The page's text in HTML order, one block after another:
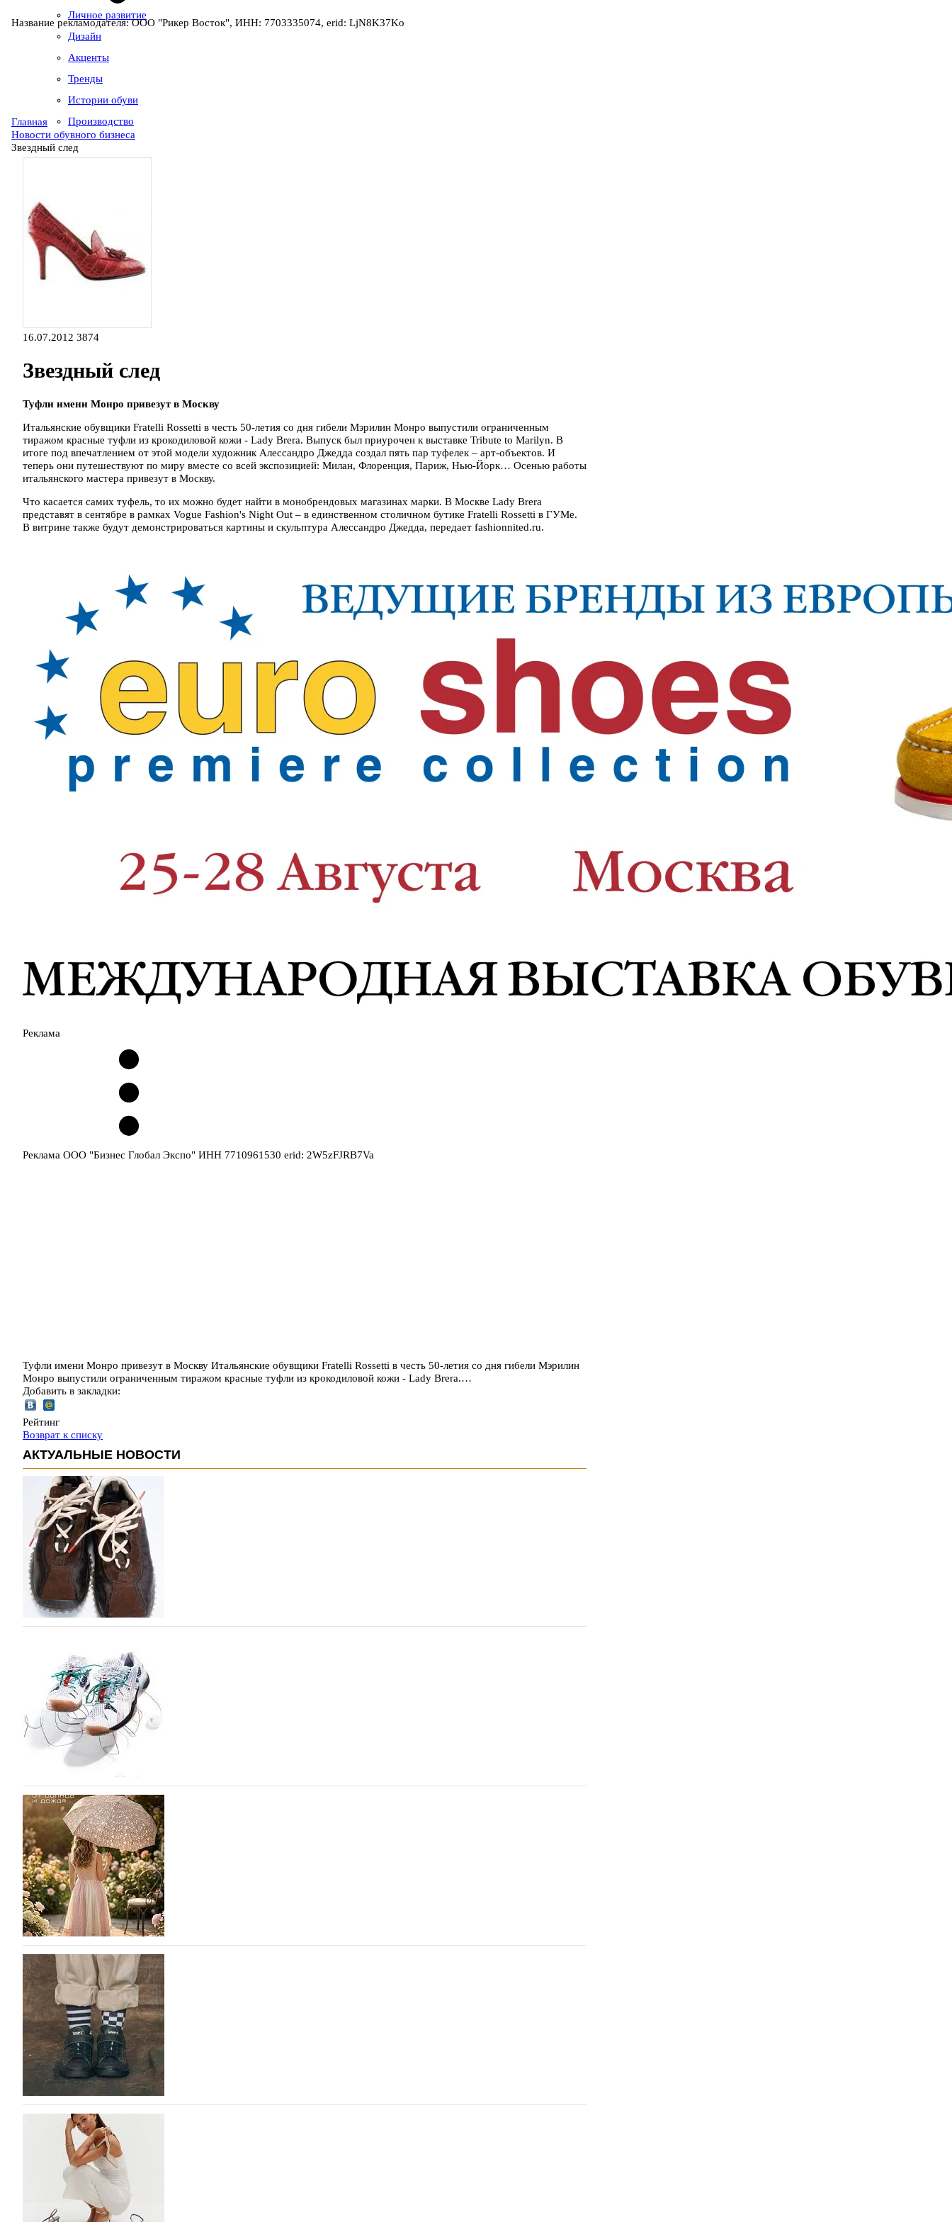
Личное развитие
Дизайн
Акценты
Тренды
Истории обуви
Производство
Название рекламодателя: ООО "Рикер Восток", ИНН: 7703335074, erid: LjN8K37Ko
Главная
Новости обувного бизнеса
Звездный след
16.07.2012 3874
Звездный след
Туфли имени Монро привезут в Москву
Итальянские обувщики Fratelli Rossetti в честь 50-летия со дня гибели Мэрилин Монро выпустили ограниченным
тиражом красные туфли из крокодиловой кожи - Lady Brera. Выпуск был приурочен к выставке Tribute to Marilyn. В
итоге под впечатлением от этой модели художник Алессандро Джедда создал пять пар туфелек – арт-объектов. И
теперь они путешествуют по миру вместе со всей экспозицией: Милан, Флоренция, Париж, Нью-Йорк… Осенью работы
итальянского мастера привезут в Москву.
Что касается самих туфель, то их можно будет найти в монобрендовых магазинах марки. В Москве Lady Brera
представят в сентябре в рамках Vogue Fashion's Night Out – в единственном столичном бутике Fratelli Rossetti в ГУМе.
В витрине также будут демонстрироваться картины и скульптура Алессандро Джедда, передает fashionnited.ru.
Реклама
Реклама ООО "Бизнес Глобал Экспо" ИНН 7710961530 erid: 2W5zFJRB7Va
Туфли имени Монро привезут в Москву Итальянские обувщики Fratelli Rossetti в честь 50-летия со дня гибели Мэрилин
Монро выпустили ограниченным тиражом красные туфли из крокодиловой кожи - Lady Brera.…
Добавить в закладки:
Рейтинг
Возврат к списку
АКТУАЛЬНЫЕ НОВОСТИ
Популярный силуэт бренда,1999 года выпуска, соответствует сегодняшнему тренду на
сникерины (гибридный вариант балеток и кроссовок обтекаемой формы и с тонкой подошвой). Но в
модели Miu Miu Bubble присутствует еще и…
05.08.2026 1017
ASICS выпускает вторую коллаборацию с Little Tokyo Table Tennis - на стыке спорта и
моды
ASICS снова выпускает коллаборацию с Лос-Анджельским клубом настольного тенниса Little Tokyo Table
Tennis. Интерес японского спортивного гиганта к сотрудничеству с теннисным клубом возник не на
пустом…
05.08.2026 592
Фабрика зонтов DINIYA на Euro Shoes: стиль, надёжность и безупречное качество
Фабрика зонтов DINIYA является одним из лидеров продаж на рынке в России, Беларуси и других странах
СНГ. Широкий модельный ряд женских, мужских, детских и пляжных зонтов в необычном дизайнерском
исполнении, отличается надёжностью и высоким качеством…
05.08.2026 286
Обувь для правильного развития стопы: IDZI (Беларусь) на выставке Euro Shoes
Бренд IDZI – это детская и подростковая обувь с элементами ортопедии от белорусского производителя
(РУП «Белорусский протезно-ортопедический восстановительный…
04.08.2026 422